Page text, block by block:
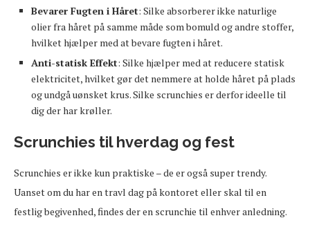
Bevarer Fugten i Håret: Silke absorberer ikke naturlige
olier fra håret på samme måde som bomuld og andre stoffer,
hvilket hjælper med at bevare fugten i håret.
Anti-statisk Effekt: Silke hjælper med at reducere statisk
elektricitet, hvilket gør det nemmere at holde håret på plads
og undgå uønsket krus. Silke scrunchies er derfor ideelle til
dig der har krøller.
Scrunchies til hverdag og fest
Scrunchies er ikke kun praktiske – de er også super trendy.
Uanset om du har en travl dag på kontoret eller skal til en
festlig begivenhed, findes der en scrunchie til enhver anledning.